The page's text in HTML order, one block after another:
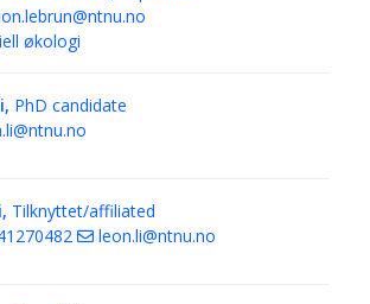
økologi
PhD candidate
Tilknyttet/affiliated
leon.li@ntnu.no